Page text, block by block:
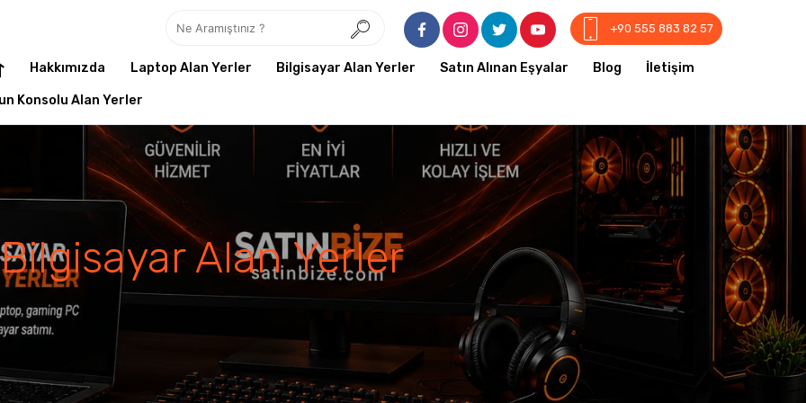
+90 555 883 82 57
Hakkımızda Laptop Alan Yerler Bilgisayar Alan Yerler Satın Alınan Eşyalar Blog İletişim
Konsolu Alan Yerler
Bilgisayar Alan Yerler